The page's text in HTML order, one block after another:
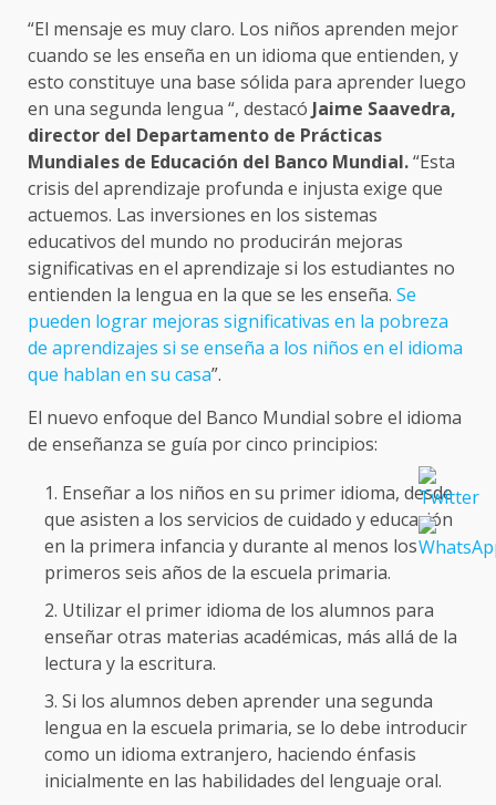
“El mensaje es muy claro. Los niños aprenden mejor
cuando se les enseña en un idioma que entienden, y
esto constituye una base sólida para aprender luego
en una segunda lengua “, destacó Jaime Saavedra,
director del Departamento de Prácticas
Mundiales de Educación del Banco Mundial.“Esta
crisis del aprendizaje profunda e injusta exige que
actuemos. Las inversiones en los sistemas
educativos del mundo no producirán mejoras
significativas en el aprendizaje si los estudiantes no
entienden la lengua en la que se les enseña. Se
pueden lograr mejoras significativas en la pobreza
de aprendizajes si se enseña a los niños en el idioma
que hablan en su casa”.
El nuevo enfoque del Banco Mundial sobre el idioma
de enseñanza se guía por cinco principios:
Enseñar a los niños en su primer idioma, desde
que asisten a los servicios de cuidado y educación
en la primera infancia y durante al menos los
primeros seis años de la escuela primaria.
Utilizar el primer idioma de los alumnos para
enseñar otras materias académicas, más allá de la
lectura y la escritura.
Si los alumnos deben aprender una segunda
lengua en la escuela primaria, se lo debe introducir
como un idioma extranjero, haciendo énfasis
inicialmente en las habilidades del lenguaje oral.